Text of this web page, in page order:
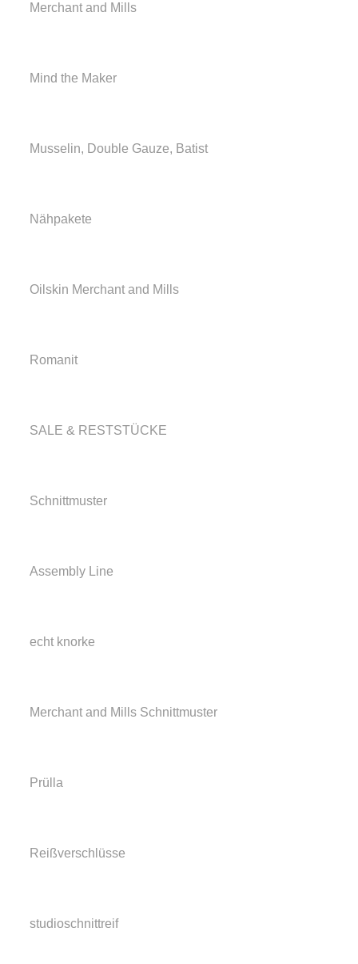
Merchant and Mills
Mind the Maker
Musselin, Double Gauze, Batist
Nähpakete
Oilskin Merchant and Mills
Romanit
SALE & RESTSTÜCKE
Schnittmuster
Assembly Line
echt knorke
Merchant and Mills Schnittmuster
Prülla
Reißverschlüsse
studioschnittreif